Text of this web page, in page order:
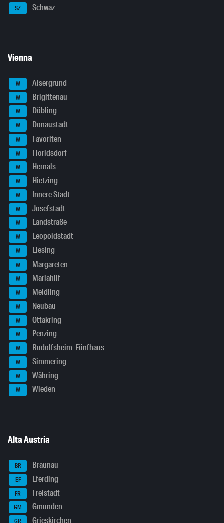
SZ Schwaz
Vienna
W Alsergrund
W Brigittenau
W Döbling
W Donaustadt
W Favoriten
W Floridsdorf
W Hernals
W Hietzing
W Innere Stadt
W Josefstadt
W Landstraße
W Leopoldstadt
W Liesing
W Margareten
W Mariahilf
W Meidling
W Neubau
W Ottakring
W Penzing
W Rudolfsheim-Fünfhaus
W Simmering
W Währing
W Wieden
Alta Austria
BR Braunau
EF Eferding
FR Freistadt
GM Gmunden